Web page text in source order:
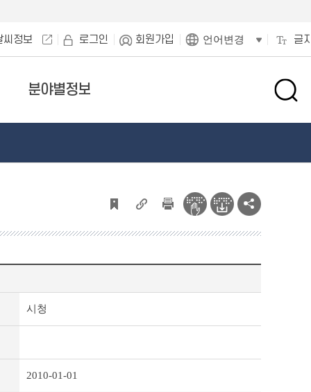
씨정보 로그인 회원가입 언어변경 글
분야별정보
검
창
시청
2010-01-01